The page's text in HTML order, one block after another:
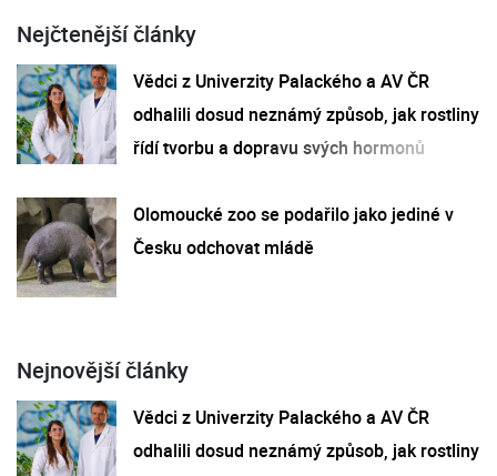
Nejčtenější články
Vědci z Univerzity Palackého a AV ČR
odhalili dosud neznámý způsob, jak rostliny
řídí tvorbu a dopravu svých hormonů
Olomoucké zoo se podařilo jako jediné v
Česku odchovat mládě
Nejnovější články
Vědci z Univerzity Palackého a AV ČR
odhalili dosud neznámý způsob, jak rostliny